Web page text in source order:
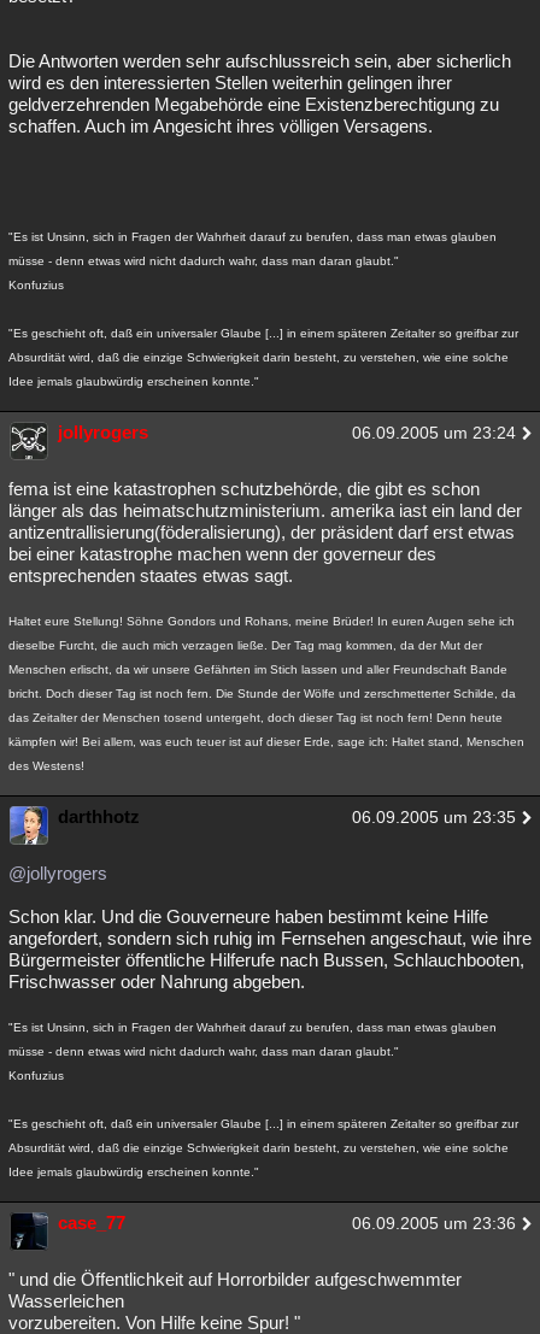
Die Antworten werden sehr aufschlussreich sein, aber sicherlich
wird es den interessierten Stellen weiterhin gelingen ihrer
geldverzehrenden Megabehörde eine Existenzberechtigung zu
schaffen. Auch im Angesicht ihres völligen Versagens.
"Es ist Unsinn, sich in Fragen der Wahrheit darauf zu berufen, dass man etwas glauben
müsse - denn etwas wird nicht dadurch wahr, dass man daran glaubt."
Konfuzius
"Es geschieht oft, daß ein universaler Glaube [...] in einem späteren Zeitalter so greifbar zur
Absurdität wird, daß die einzige Schwierigkeit darin besteht, zu verstehen, wie eine solche
Idee jemals glaubwürdig erscheinen konnte."
jollyrogers 06.09.2005 um 23:24
fema ist eine katastrophen schutzbehörde, die gibt es schon
länger als das heimatschutzministerium. amerika iast ein land der
antizentrallisierung(föderalisierung), der präsident darf erst etwas
bei einer katastrophe machen wenn der governeur des
entsprechenden staates etwas sagt.
Haltet eure Stellung! Söhne Gondors und Rohans, meine Brüder! In euren Augen sehe ich
dieselbe Furcht, die auch mich verzagen ließe. Der Tag mag kommen, da der Mut der
Menschen erlischt, da wir unsere Gefährten im Stich lassen und aller Freundschaft Bande
bricht. Doch dieser Tag ist noch fern. Die Stunde der Wölfe und zerschmetterter Schilde, da
das Zeitalter der Menschen tosend untergeht, doch dieser Tag ist noch fern! Denn heute
kämpfen wir! Bei allem, was euch teuer ist auf dieser Erde, sage ich: Haltet stand, Menschen
des Westens!
darthhotz 06.09.2005 um 23:35
@jollyrogers
Schon klar. Und die Gouverneure haben bestimmt keine Hilfe
angefordert, sondern sich ruhig im Fernsehen angeschaut, wie ihre
Bürgermeister öffentliche Hilferufe nach Bussen, Schlauchbooten,
Frischwasser oder Nahrung abgeben.
"Es ist Unsinn, sich in Fragen der Wahrheit darauf zu berufen, dass man etwas glauben
müsse - denn etwas wird nicht dadurch wahr, dass man daran glaubt."
Konfuzius
"Es geschieht oft, daß ein universaler Glaube [...] in einem späteren Zeitalter so greifbar zur
Absurdität wird, daß die einzige Schwierigkeit darin besteht, zu verstehen, wie eine solche
Idee jemals glaubwürdig erscheinen konnte."
case_77 06.09.2005 um 23:36
" und die Öffentlichkeit auf Horrorbilder aufgeschwemmter
Wasserleichen
vorzubereiten. Von Hilfe keine Spur! "